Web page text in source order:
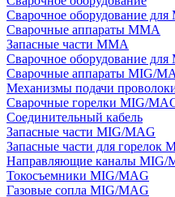
Сварочное оборудование для
Сварочные аппараты MMA
Запасные части MMA
Сварочное оборудование
Сварочные аппараты MIG/
Механизмы подачи
Сварочные горелки MIG/
Соединительный кабель
Запасные части MIG/MAG
Запасные части для горелок
Направляющие каналы MIG/
Токосъемники MIG/MAG
Газовые сопла MIG/MAG